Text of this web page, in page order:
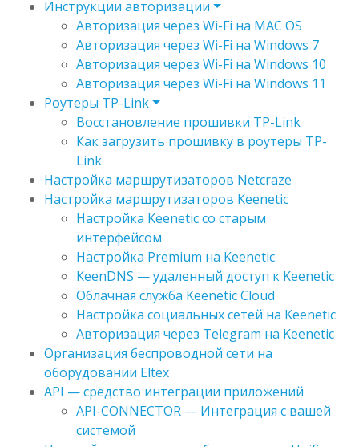
Инструкции авторизации
Авторизация через Wi-Fi на MAC OS
Авторизация через Wi-Fi на Windows 7
Авторизация через Wi-Fi на Windows 10
Авторизация через Wi-Fi на Windows 11
Роутеры TP-Link
Восстановление прошивки TP-Link
Как загрузить прошивку в роутеры TP-
Link
Настройка маршрутизаторов Netcraze
Настройка маршрутизаторов Keenetic
Настройка Keenetic со старым
интерфейсом
Настройка Premium на Keenetic
KeenDNS — удаленный доступ к Keenetic
Облачная служба Keenetic Cloud
Настройка социальных сетей на Keenetic
Авторизация через Telegram на Keenetic
Организация беспроводной сети на
оборудовании Eltex
API — средство интеграции приложений
API-CONNECTOR — Интеграция с вашей
системой